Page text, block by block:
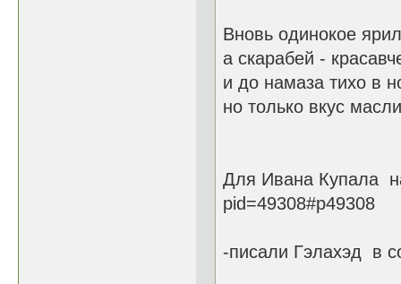
Вновь одинокое
а скарабей -
и до намаза тихо в
но только вкус
Для Ивана Купала
pid=49308#p49308
-писали Гэлахэд в